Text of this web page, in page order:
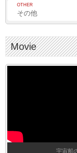
OTHER
その他
Movie
宇宙船